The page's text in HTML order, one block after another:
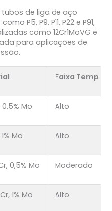
de liga de aço
P5, P9, P11, P22 e P91,
como 12Cr1MoVG e
para aplicações de
Faixa Temp
0,5% Mo Alto
Mo Alto
0,5% Mo Moderado
1% Mo Alto